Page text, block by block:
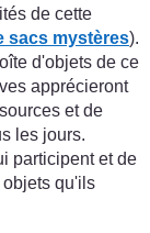
de cette
sacs mystères).
d'objets de ce
apprécieront
et de
les jours.
participent et de
objets qu'ils